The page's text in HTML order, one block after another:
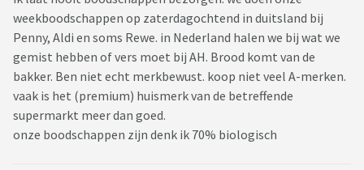
weekboodschappen op zaterdagochtend in duitsland bij
Penny, Aldi en soms Rewe. in Nederland halen we bij wat we
gemist hebben of vers moet bij AH. Brood komt van de
bakker. Ben niet echt merkbewust. koop niet veel A-merken.
vaak is het (premium) huismerk van de betreffende
supermarkt meer dan goed.
onze boodschappen zijn denk ik 70% biologisch